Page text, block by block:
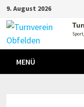
Zum
Inhalt
springen
9. August 2026
MENÜ